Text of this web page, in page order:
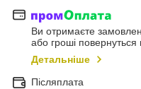
Ви отримаєте
або гроші повернуться
Детальніше
Післяплата